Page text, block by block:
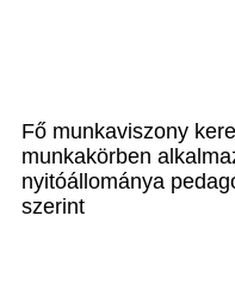
Fő munkaviszony
munkakörben
nyitóállománya
szerint